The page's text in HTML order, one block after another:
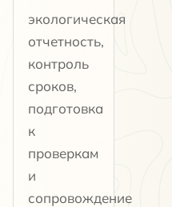
экологическая
отчетность,
контроль
сроков,
подготовка
к
проверкам
и
сопровождение